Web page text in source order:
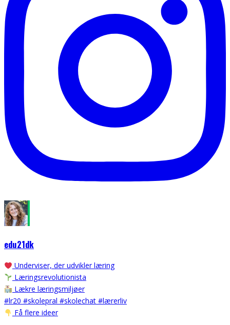
edu21dk
Underviser, der udvikler læring
Læringsrevolutionista
Lækre læringsmiljøer
#lr20 #skolepral #skolechat #lærerliv
Få flere ideer